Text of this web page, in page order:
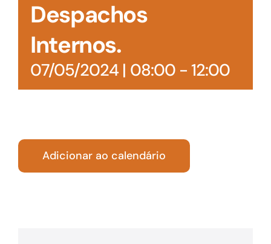
Despachos
Internos.
07/05/2024 | 08:00- 12:00
Adicionar ao calendário